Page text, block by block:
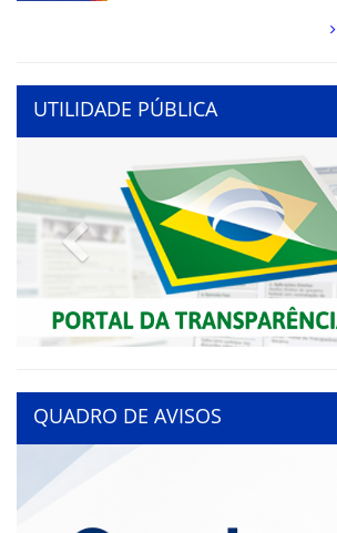
UTILIDADE PÚBLICA
Previous
QUADRO DE AVISOS